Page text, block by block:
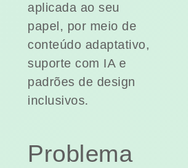
aplicada ao seu
papel, por meio de
conteúdo adaptativo,
suporte com IA e
padrões de design
inclusivos.
Problema